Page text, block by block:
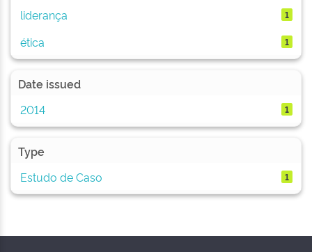
liderança 1
ética 1
Date issued
2014
1
Type
Estudo de Caso
1